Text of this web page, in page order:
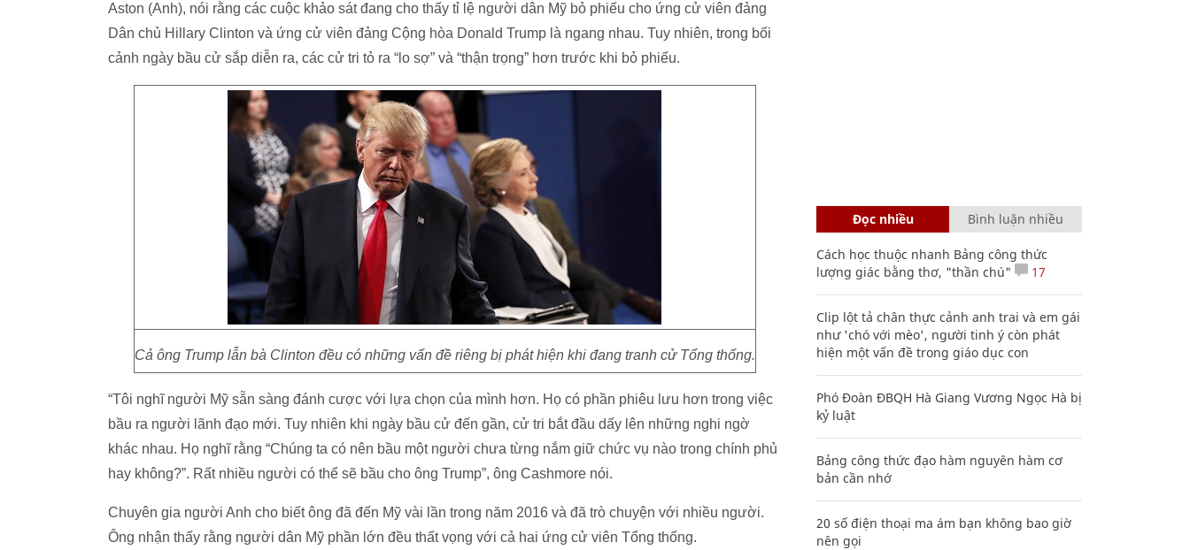
Aston (Anh), nói rằng các cuộc khảo sát đang cho thấy tỉ lệ người dân Mỹ bỏ phiếu cho ứng cử viên đảng
Dân chủ Hillary Clinton và ứng cử viên đảng Cộng hòa Donald Trump là ngang nhau. Tuy nhiên, trong bối
cảnh ngày bầu cử sắp diễn ra, các cử tri tỏ ra “lo sợ” và “thận trọng” hơn trước khi bỏ phiếu.
Cả ông Trump lẫn bà Clinton đều có những vấn đề riêng bị phát hiện khi đang tranh cử Tổng thống.
“Tôi nghĩ người Mỹ sẵn sàng đánh cược với lựa chọn của mình hơn. Họ có phần phiêu lưu hơn trong việc
bầu ra người lãnh đạo mới. Tuy nhiên khi ngày bầu cử đến gần, cử tri bắt đầu dấy lên những nghi ngờ
khác nhau. Họ nghĩ rằng “Chúng ta có nên bầu một người chưa từng nắm giữ chức vụ nào trong chính phủ
hay không?”. Rất nhiều người có thể sẽ bầu cho ông Trump”, ông Cashmore nói.
Chuyên gia người Anh cho biết ông đã đến Mỹ vài lần trong năm 2016 và đã trò chuyện với nhiều người.
Ông nhận thấy rằng người dân Mỹ phần lớn đều thất vọng với cả hai ứng cử viên Tổng thống.
Đọc nhiều Bình luận nhiều
Cách học thuộc nhanh Bảng công thức
lượng giác bằng thơ, "thần chú"
17
Clip lột tả chân thực cảnh anh trai và em gái
như 'chó với mèo', người tinh ý còn phát
hiện một vấn đề trong giáo dục con
Phó Đoàn ĐBQH Hà Giang Vương Ngọc Hà bị
kỷ luật
Bảng công thức đạo hàm nguyên hàm cơ
bản cần nhớ
20 số điện thoại ma ám bạn không bao giờ
nên gọi